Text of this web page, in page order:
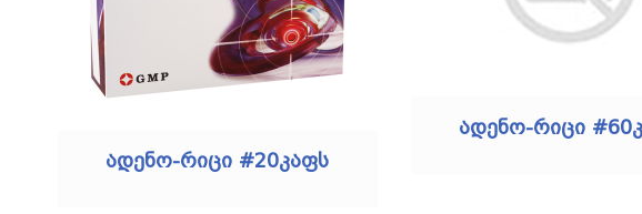
ადენო-რიცი #20კაფს
ადენო-რიცი